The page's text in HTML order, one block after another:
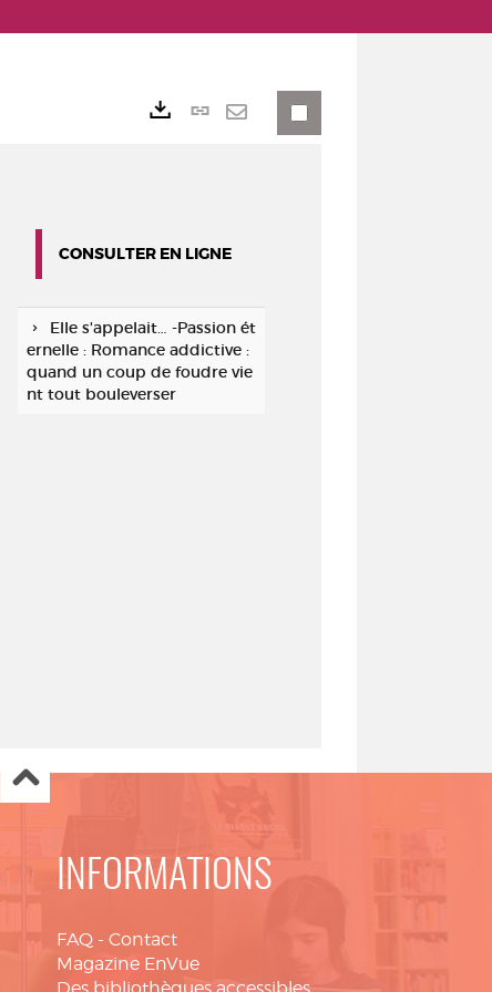
Lien
CONSULTER EN LIGNE
Elle s'appelait… -Passion ét
ernelle : Romance addictive :
quand un coup de foudre vie
nt tout bouleverser
INFORMATIONS
FAQ - Contact
Magazine EnVue